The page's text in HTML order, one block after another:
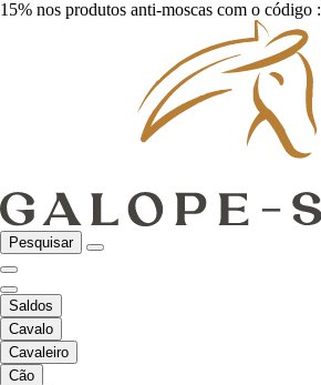
15% nos produtos anti-moscas com o código :
Pesquisar
Saldos
Cavalo
Cavaleiro
Cão